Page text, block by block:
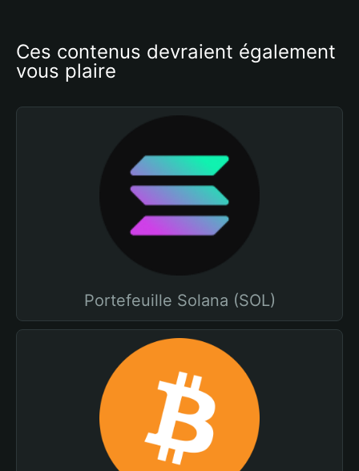
Ces contenus devraient également
vous plaire
Portefeuille Solana (SOL)